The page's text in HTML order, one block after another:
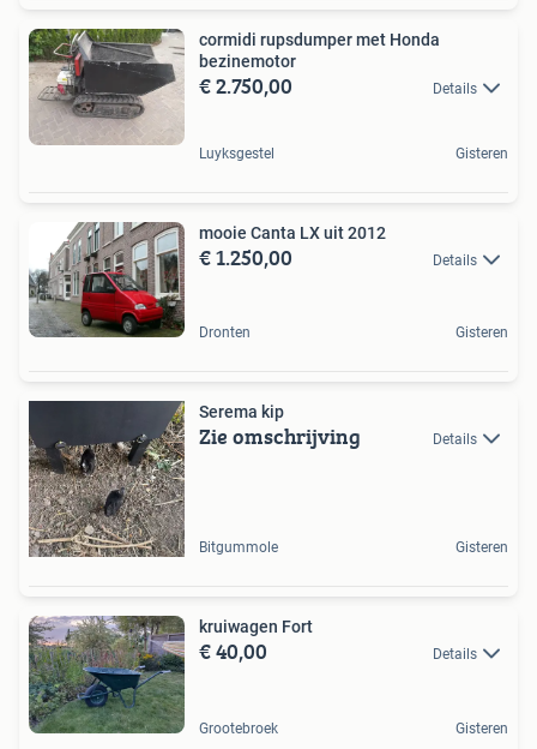
cormidi rupsdumper met Honda
bezinemotor
€ 2.750,00 Details
Luyksgestel Gisteren
mooie Canta LX uit 2012
€ 1.250,00 Details
Dronten Gisteren
Serema kip
Zie omschrijving Details
Bitgummole Gisteren
kruiwagen Fort
€ 40,00 Details
Grootebroek Gisteren